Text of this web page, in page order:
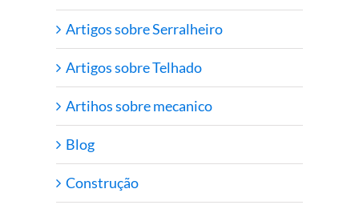
Artigos sobre Serralheiro
Artigos sobre Telhado
Artihos sobre mecanico
Blog
Construção